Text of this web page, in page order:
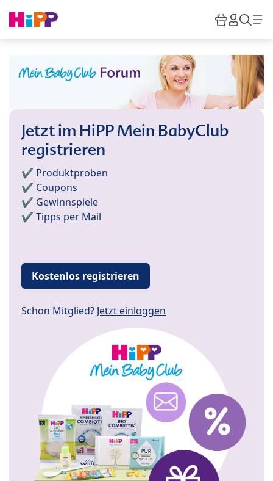
HiPP
Jetzt im HiPP Mein BabyClub
registrieren
✔️ Produktproben
✔️ Coupons
✔️ Gewinnspiele
✔️ Tipps per Mail
Kostenlos registrieren
Schon Mitglied? Jetzt einloggen